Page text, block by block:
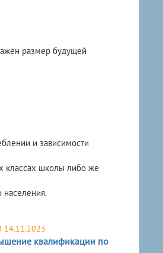
размер будущей
и зависимости
классах школы либо же
14.11.2023
квалификации по